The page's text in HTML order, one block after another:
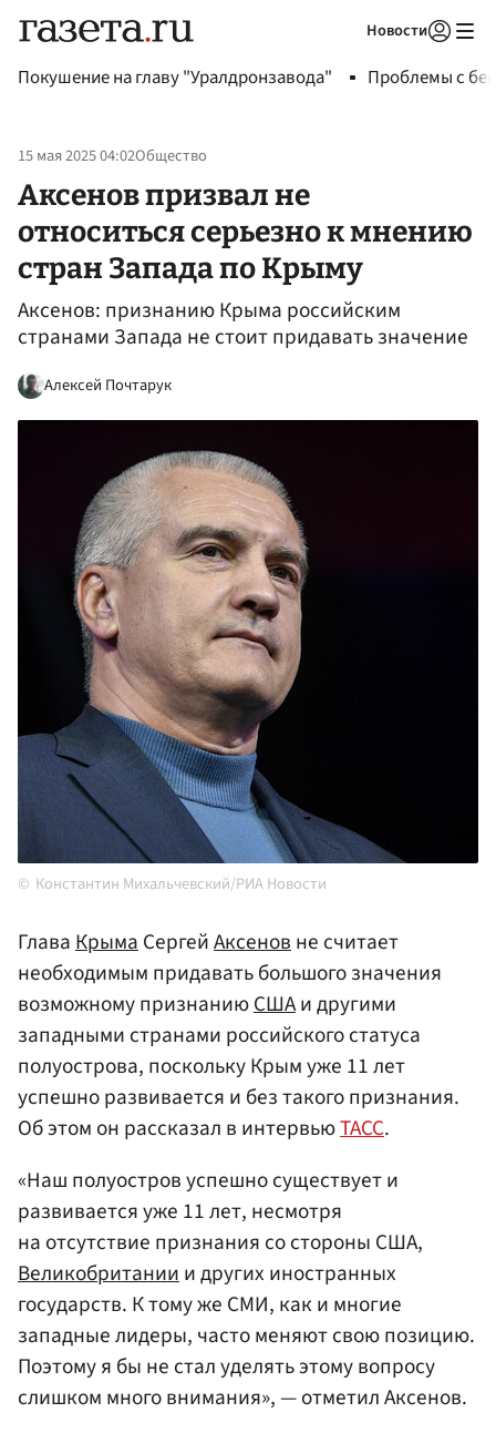
Новости
Покушение на главу "Уралдронзавода" Проблемы с
15 мая 2025 04:02Общество
Аксенов призвал не
относиться серьезно к мнению
стран Запада по Крыму
Аксенов: признанию Крыма российским
странами Запада не стоит придавать значение
Алексей Почтарук
Константин Михальчевский/РИА Новости
ГлаваКрымаСергейАксеновне считает
необходимым придавать большого значения
возможному признаниюСШАи другими
западными странами российского статуса
полуострова, поскольку Крым уже 11 лет
успешно развивается и без такого признания.
Об этом он рассказал в интервьюТАСС.
«Наш полуостров успешно существует и
развивается уже 11 лет, несмотря
на отсутствие признания со стороны США,
Великобританиии других иностранных
государств. К тому же СМИ, как и многие
западные лидеры, часто меняют свою позицию.
Поэтому я бы не стал уделять этому вопросу
слишком много внимания», — отметил Аксенов.